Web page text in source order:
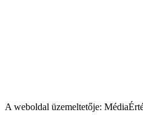
A weboldal üzemeltetője: